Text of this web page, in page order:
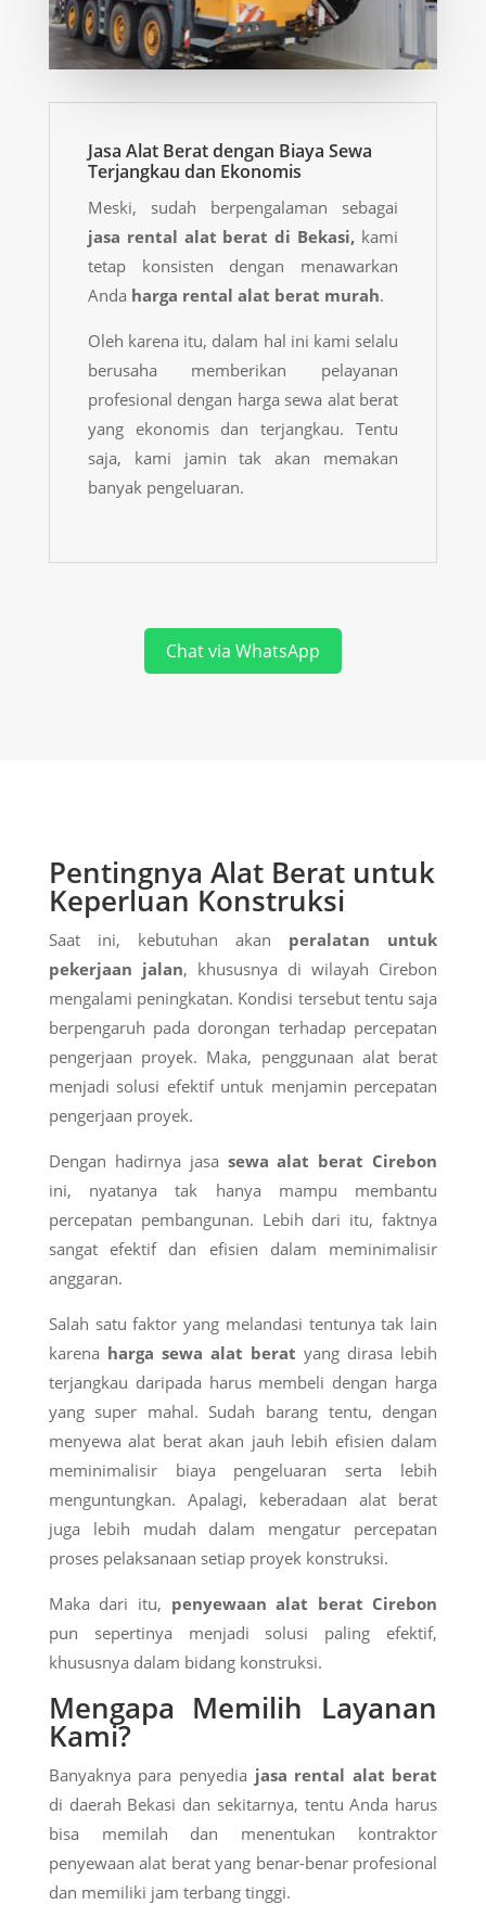
Jasa Alat Berat dengan Biaya Sewa
Terjangkau dan Ekonomis
Meski, sudah berpengalaman sebagai
jasa rental alat berat di Bekasi, kami
tetap konsisten dengan menawarkan
Anda harga rental alat berat murah.
Oleh karena itu, dalam hal ini kami selalu
berusaha memberikan pelayanan
profesional dengan harga sewa alat berat
yang ekonomis dan terjangkau. Tentu
saja, kami jamin tak akan memakan
banyak pengeluaran.
Chat via WhatsApp
Pentingnya Alat Berat untuk
Keperluan Konstruksi
Saat ini, kebutuhan akan peralatan untuk
pekerjaan jalan, khususnya di wilayah Cirebon
mengalami peningkatan. Kondisi tersebut tentu saja
berpengaruh pada dorongan terhadap percepatan
pengerjaan proyek. Maka, penggunaan alat berat
menjadi solusi efektif untuk menjamin percepatan
pengerjaan proyek.
Dengan hadirnya jasa sewa alat berat Cirebon
ini, nyatanya tak hanya mampu membantu
percepatan pembangunan. Lebih dari itu, faktnya
sangat efektif dan efisien dalam meminimalisir
anggaran.
Salah satu faktor yang melandasi tentunya tak lain
karena harga sewa alat berat yang dirasa lebih
terjangkau daripada harus membeli dengan harga
yang super mahal. Sudah barang tentu, dengan
menyewa alat berat akan jauh lebih efisien dalam
meminimalisir biaya pengeluaran serta lebih
menguntungkan. Apalagi, keberadaan alat berat
juga lebih mudah dalam mengatur percepatan
proses pelaksanaan setiap proyek konstruksi.
Maka dari itu, penyewaan alat berat Cirebon
pun sepertinya menjadi solusi paling efektif,
khususnya dalam bidang konstruksi.
Mengapa Memilih Layanan
Kami?
Banyaknya para penyedia jasa rental alat berat
di daerah Bekasi dan sekitarnya, tentu Anda harus
bisa memilah dan menentukan kontraktor
penyewaan alat berat yang benar-benar profesional
dan memiliki jam terbang tinggi.